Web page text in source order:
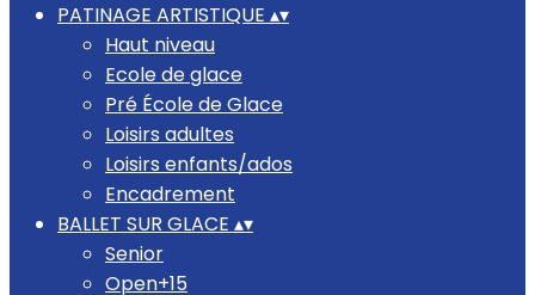
PATINAGE ARTISTIQUE ▴▾
Haut niveau
Ecole de glace
Pré École de Glace
Loisirs adultes
Loisirs enfants/ados
Encadrement
BALLET SUR GLACE ▴▾
Senior
Open+15